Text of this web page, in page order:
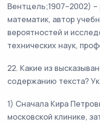
Вентцель;1907–2002) –
математик, автор
вероятностей и
технических наук,
22. Какие из
содержанию текста?
1) Сначала Кира
московской клинике,